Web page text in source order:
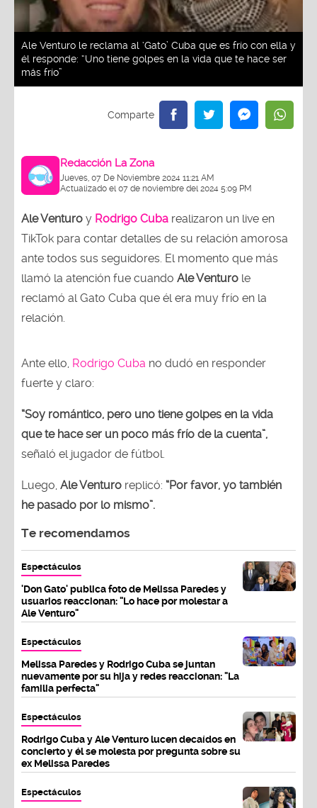
Ale Venturo le reclama al ‘Gato’ Cuba que es frío con ella y
él responde: “Uno tiene golpes en la vida que te hace ser
más frío”
Redacción La Zona
Jueves, 07 De Noviembre 2024 11:21 AM
Actualizado el 07 de noviembre del 2024 5:09 PM
Ale Venturo y Rodrigo Cuba realizaron un live en
TikTok para contar detalles de su relación amorosa
ante todos sus seguidores. El momento que más
llamó la atención fue cuando Ale Venturo le
reclamó al Gato Cuba que él era muy frío en la
relación.
Ante ello, Rodrigo Cuba no dudó en responder
fuerte y claro:
“Soy romántico, pero uno tiene golpes en la vida
que te hace ser un poco más frío de la cuenta”,
señaló el jugador de fútbol.
Luego, Ale Venturo replicó: “Por favor, yo también
he pasado por lo mismo”.
Te recomendamos
Espectáculos
'Don Gato' publica foto de Melissa Paredes y
usuarios reaccionan: "Lo hace por molestar a
Ale Venturo"
Espectáculos
Melissa Paredes y Rodrigo Cuba se juntan
nuevamente por su hija y redes reaccionan: "La
familia perfecta"
Espectáculos
Rodrigo Cuba y Ale Venturo lucen decaídos en
concierto y él se molesta por pregunta sobre su
ex Melissa Paredes
Espectáculos